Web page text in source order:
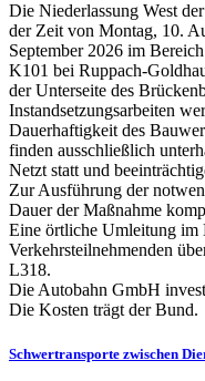
Die Niederlassung West
der Zeit von Montag, 10.
September 2026 im
K101 bei Ruppach-
der Unterseite des
Instandsetzungsarbeiten
Dauerhaftigkeit des
finden ausschließlich
Netzt statt und
Zur Ausführung der
Dauer der Maßnahme
Eine örtliche Umleitung im
Verkehrsteilnehmenden
L318.
Die Autobahn GmbH
Die Kosten trägt der Bund.
Schwertransporte zwischen